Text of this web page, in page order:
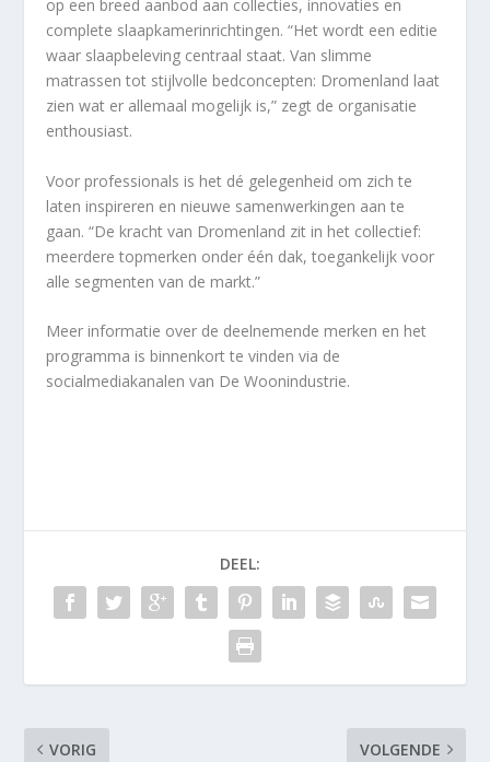
op een breed aanbod aan collecties, innovaties en
complete slaapkamerinrichtingen. “Het wordt een editie
waar slaapbeleving centraal staat. Van slimme
matrassen tot stijlvolle bedconcepten: Dromenland laat
zien wat er allemaal mogelijk is,” zegt de organisatie
enthousiast.
Voor professionals is het dé gelegenheid om zich te
laten inspireren en nieuwe samenwerkingen aan te
gaan. “De kracht van Dromenland zit in het collectief:
meerdere topmerken onder één dak, toegankelijk voor
alle segmenten van de markt.”
Meer informatie over de deelnemende merken en het
programma is binnenkort te vinden via de
socialmediakanalen van De Woonindustrie.
DEEL:
VORIG VOLGENDE